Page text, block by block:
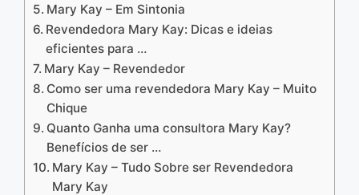
Mary Kay – Em Sintonia
Revendedora Mary Kay: Dicas e ideias
eficientes para …
Mary Kay – Revendedor
Como ser uma revendedora Mary Kay – Muito
Chique
Quanto Ganha uma consultora Mary Kay?
Benefícios de ser …
Mary Kay – Tudo Sobre ser Revendedora
Mary Kay